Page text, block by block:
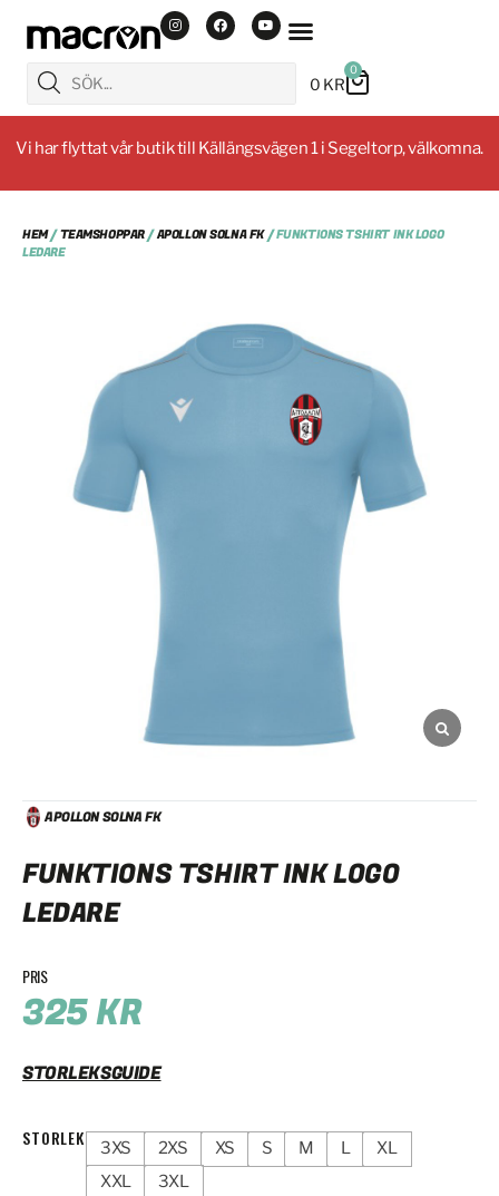
0 KR
0
Vi har flyttat vår butik till Källängsvägen 1 i Segeltorp, välkomna.
HEM/TEAMSHOPPAR/APOLLON SOLNA FK/ FUNKTIONS TSHIRT INK LOGO
LEDARE
APOLLON SOLNA FK
FUNKTIONS TSHIRT INK LOGO
LEDARE
325KR
STORLEKSGUIDE
STORLEK 3XS 2XS XS S M L
XL
XXL
3XL